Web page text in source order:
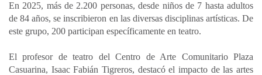
En 2025, más de 2.200 personas, desde niños de 7 hasta adultos
de 84 años, se inscribieron en las diversas disciplinas artísticas. De
este grupo, 200 participan específicamente en teatro.
El profesor de teatro del Centro de Arte Comunitario Plaza
Casuarina, Isaac Fabián Tigreros, destacó el impacto de las artes